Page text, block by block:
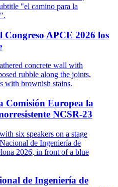
Congreso APCE 2026 los
Comisión Europea la
NCSR-23
de Ingeniería de